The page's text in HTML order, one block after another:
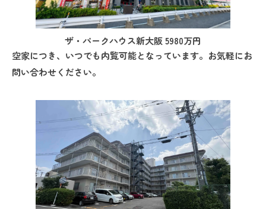
ザ・パークハウス新大阪 5980万円
空家につき、いつでも内覧可能となっています。お気軽にお
問い合わせください。